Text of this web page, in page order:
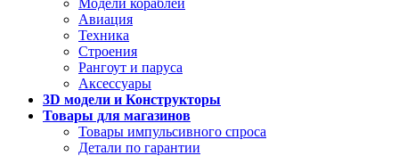
Модели кораблей
Авиация
Техника
Строения
Рангоут и паруса
Аксессуары
3D модели и Конструкторы
Товары для магазинов
Товары импульсивного спроса
Детали по гарантии